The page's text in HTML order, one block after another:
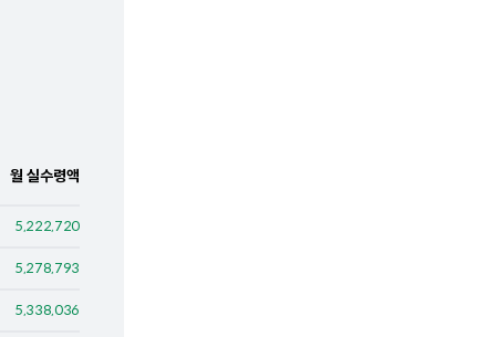
월 실수령액
5,222,720
5,278,793
5,338,036